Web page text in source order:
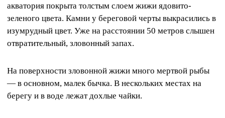
акватория покрыта толстым слоем жижи ядовито-
зеленого цвета. Камни у береговой черты выкрасились в
изумрудный цвет. Уже на расстоянии 50 метров слышен
отвратительный, зловонный запах.
На поверхности зловонной жижи много мертвой рыбы
— в основном, малек бычка. В нескольких местах на
берегу и в воде лежат дохлые чайки.